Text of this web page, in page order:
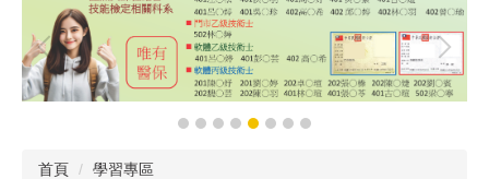
首頁 學習專區